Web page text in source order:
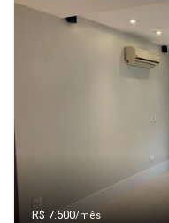
R$ 7.500/mês